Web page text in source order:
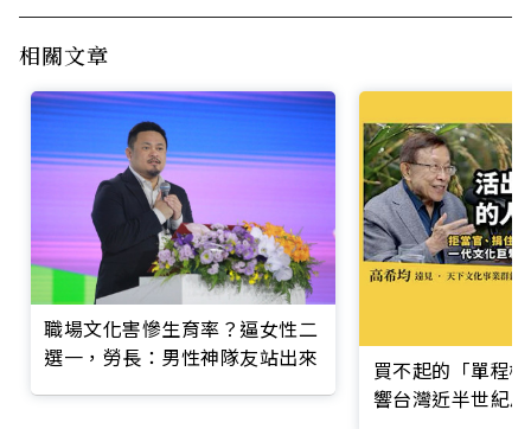
相關文章
職場文化害慘生育率？逼女性二
選一，勞長：男性神隊友站出來
買不起的「單程
響台灣近半世紀